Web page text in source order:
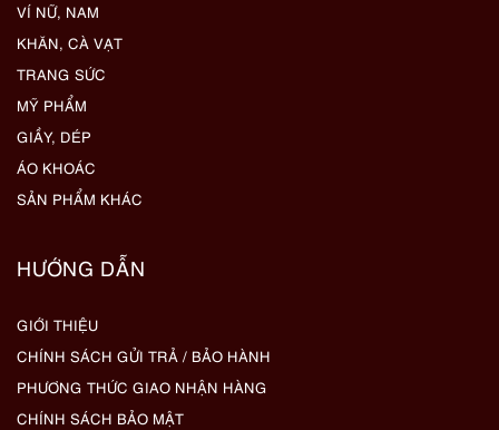
VÍ NỮ, NAM
KHĂN, CÀ VẠT
TRANG SỨC
MỸ PHẨM
GIẦY, DÉP
ÁO KHOÁC
SẢN PHẨM KHÁC
HƯỚNG DẪN
GIỚI THIỆU
CHÍNH SÁCH GỬI TRẢ / BẢO HÀNH
PHƯƠNG THỨC GIAO NHẬN HÀNG
CHÍNH SÁCH BẢO MẬT